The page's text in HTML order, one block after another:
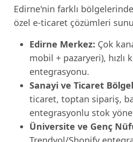
Edirne'nin farklı
özel e-ticaret çözümleri
Edirne Merkez: Çok
mobil + pazaryeri), hızlı
entegrasyonu.
Sanayi ve Ticaret
ticaret, toptan sipariş,
entegrasyonlu stok
Üniversite ve Genç